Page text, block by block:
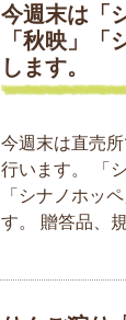
今週末は「
「秋映」「
します。
今週末は直売
行います。 「
「シナノホッ
す。 贈答品、